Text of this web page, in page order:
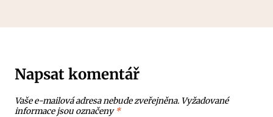
Napsat komentář
Vaše e-mailová adresa nebude zveřejněna. Vyžadované
informace jsou označeny*